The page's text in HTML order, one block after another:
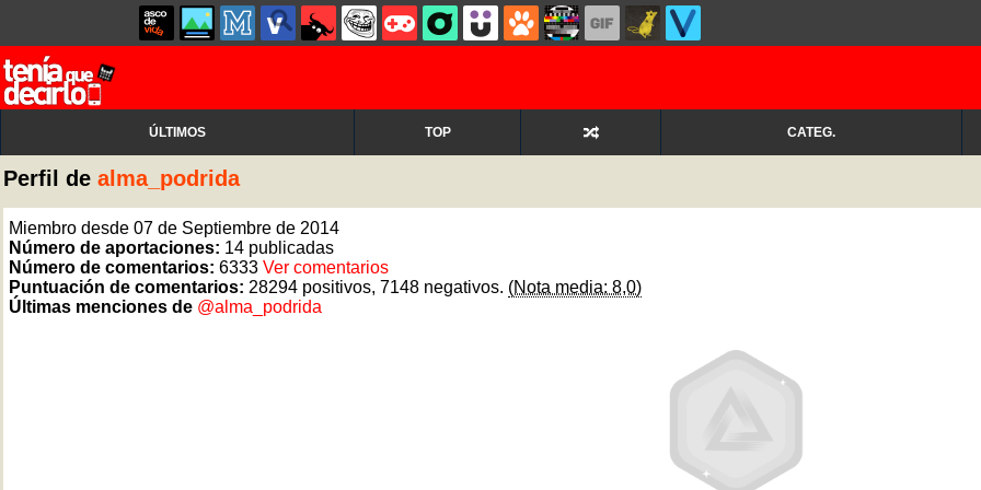
ÚLTIMOS TOP CATEG.
Perfil de alma_podrida
Miembro desde 07 de Septiembre de 2014
Número de aportaciones: 14 publicadas
Número de comentarios: 6333 Ver comentarios
Puntuación de comentarios: 28294 positivos, 7148 negativos. (Nota media: 8,0)
Últimas menciones de @alma_podrida